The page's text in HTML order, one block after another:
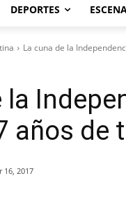
DEPORTES
La cuna de la
la
años de
16, 2017